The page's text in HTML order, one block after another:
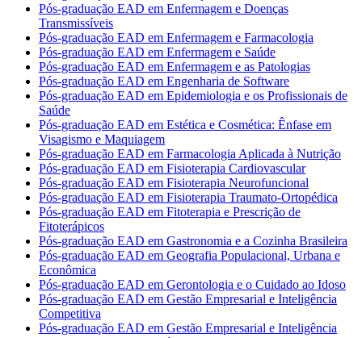
Pós-graduação EAD em Enfermagem e Doenças
Transmissíveis
Pós-graduação EAD em Enfermagem e Farmacologia
Pós-graduação EAD em Enfermagem e Saúde
Pós-graduação EAD em Enfermagem e as Patologias
Pós-graduação EAD em Engenharia de Software
Pós-graduação EAD em Epidemiologia e os Profissionais de
Saúde
Pós-graduação EAD em Estética e Cosmética: Ênfase em
Visagismo e Maquiagem
Pós-graduação EAD em Farmacologia Aplicada à Nutrição
Pós-graduação EAD em Fisioterapia Cardiovascular
Pós-graduação EAD em Fisioterapia Neurofuncional
Pós-graduação EAD em Fisioterapia Traumato-Ortopédica
Pós-graduação EAD em Fitoterapia e Prescrição de
Fitoterápicos
Pós-graduação EAD em Gastronomia e a Cozinha Brasileira
Pós-graduação EAD em Geografia Populacional, Urbana e
Econômica
Pós-graduação EAD em Gerontologia e o Cuidado ao Idoso
Pós-graduação EAD em Gestão Empresarial e Inteligência
Competitiva
Pós-graduação EAD em Gestão Empresarial e Inteligência